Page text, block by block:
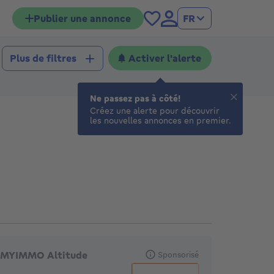
Publier une annonce FR
Plus de filtres Activer l'alerte
en vedette
MYIMMO Altitude Sponsorisé
Ne passez pas à côté!
Créez une alerte pour découvrir
les nouvelles annonces en premier.